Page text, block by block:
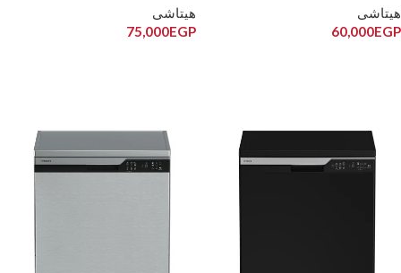
هيتاشى
60,000EGP
هيتاشى
75,000EGP